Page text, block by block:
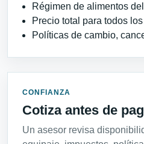
Régimen de alimentos
Precio total para todos
Políticas de cambio,
CONFIANZA
Cotiza antes de
Un asesor revisa